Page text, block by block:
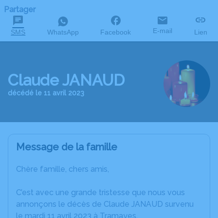
Partager
SMS WhatsApp Facebook E-mail Lien
Claude JANAUD
décédé le 11 avril 2023
Message de la famille
Chère famille, chers amis,
C’est avec une grande tristesse que nous vous
annonçons le décès de Claude JANAUD survenu
le mardi 11 avril 2023 à Tramayes.